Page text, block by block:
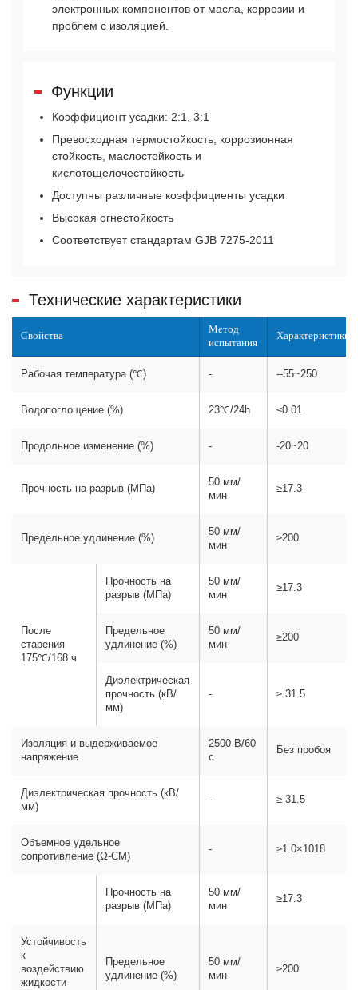
электронных компонентов от масла, коррозии и
проблем с изоляцией.
Функции
Коэффициент усадки: 2:1, 3:1
Превосходная термостойкость, коррозионная
стойкость, маслостойкость и
кислотощелочестойкость
Доступны различные коэффициенты усадки
Высокая огнестойкость
Соответствует стандартам GJB 7275-2011
Технические характеристики
Свойства
Метод
испытания
Характеристики
Рабочая температура (℃) - --55~250
Водопоглощение (%) 23℃/24h ≤0.01
Продольное изменение (%) - -20~20
Прочность на разрыв (МПа)
50 мм/
мин
≥17.3
Предельное удлинение (%)
50 мм/
мин
≥200
После
старения
175℃/168 ч
Прочность на
разрыв (МПа)
50 мм/
мин
≥17.3
Предельное
удлинение (%)
50 мм/
мин
≥200
Диэлектрическая
прочность (кВ/
мм)
- ≥ 31.5
Изоляция и выдерживаемое
напряжение
2500 В/60
с
Без пробоя
Диэлектрическая прочность (кВ/
мм)
- ≥ 31.5
Объемное удельное
сопротивление (Ω-CM)
- ≥1.0×1018
Прочность на
разрыв (МПа)
50 мм/
мин
≥17.3
Устойчивость
к
воздействию
жидкости
Предельное
удлинение (%)
50 мм/
мин
≥200